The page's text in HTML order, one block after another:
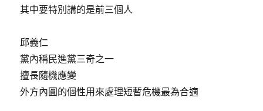
其中要特別講的是前三個人
邱義仁
黨內稱民進黨三奇之一
擅長隨機應變
外方內圓的個性用來處理短暫危機最為合適